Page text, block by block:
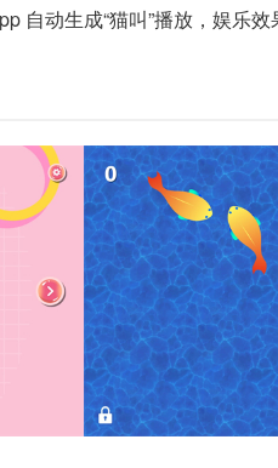
自动生成“猫叫”播放，娱乐效